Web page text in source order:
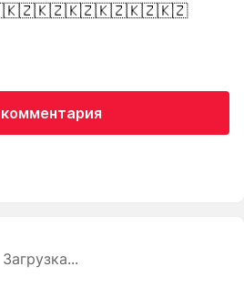
Загрузка...